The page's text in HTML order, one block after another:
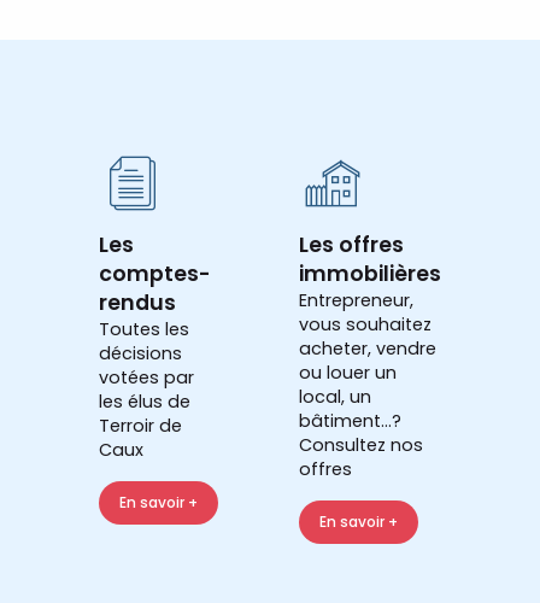
Les
comptes-
rendus
Toutes les
décisions
votées par
les élus de
Terroir de
Caux
En savoir +
Les offres
immobilières
Entrepreneur,
vous souhaitez
acheter, vendre
ou louer un
local, un
bâtiment...?
Consultez nos
offres
En savoir +